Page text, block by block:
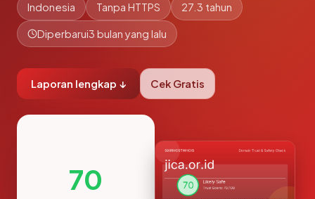
Indonesia Tanpa HTTPS 27.3 tahun
Diperbarui3 bulan yang lalu
Laporan lengkap ↓ Cek Gratis
70